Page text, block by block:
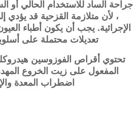
، لأن متلازمة القزحية قد يؤدي
الإجرائية. يجب أن يكون أطباء
تعديلات محتملة على
المفعول على زيت الخروع
اضطراب المعدة